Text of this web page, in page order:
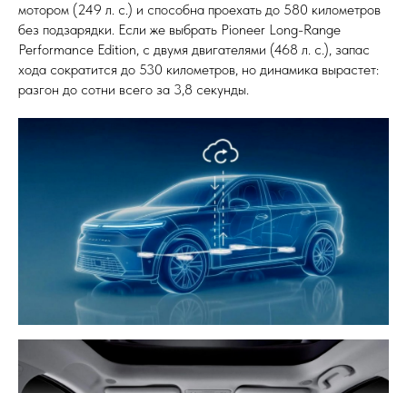
мотором (249 л. с.) и способна проехать до 580 километров
без подзарядки. Если же выбрать Pioneer Long-Range
Performance Edition, с двумя двигателями (468 л. с.), запас
хода сократится до 530 километров, но динамика вырастет:
разгон до сотни всего за 3,8 секунды.